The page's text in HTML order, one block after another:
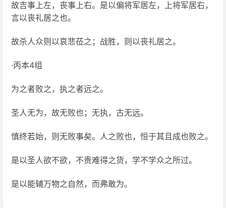
故吉事上左，丧事上右。是以偏将军居左，上将军居右，
言以丧礼居之也。
故杀人众则以哀悲莅之；战胜，则以丧礼居之。
·丙本4组
为之者败之，执之者远之。
圣人无为，故无败也；无执，古无远。
慎终若始，则无败事矣。人之败也，恒于其且成也败之。
是以圣人欲不欲，不贵难得之货，学不学众之所过。
是以能辅万物之自然，而弗敢为。